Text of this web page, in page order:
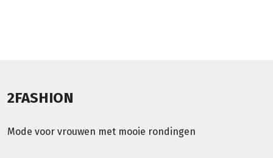
2FASHION
Mode voor vrouwen met mooie rondingen